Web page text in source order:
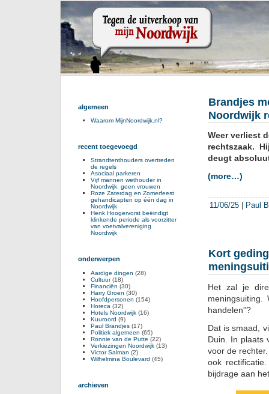
Brandjes
Noordwijk
Weer verliest
rechtszaak.
deugt
(more…)
11/06/25 Paul
Kort
Het zal je
meningsuiting.
handelen”?
Dat is smaad,
Duin. In plaats
voor de
ook
bijdrage aan
algemeen
Waarom MijnNoordwijk.nl?
recent toegevoegd
Strandtenthouders overtreden
de regels
Asociaal parkeren
Vijf mannen wethouder in
Noordwijk, geen vrouwen
Roze Zaterdag en Zomerfeest
gehandicapten op één dag in
Noordwijk
Henk Hoogervorst beëindigt
klinkende periode als voorzitter
van voetvalvereniging
Noordwijk
onderwerpen
Aardige dingen (28)
Cultuur(18)
Financiën (30)
Harry Groen (30)
Hoofdpersonen (154)
Horeca (32)
Hotels Noordwijk (16)
Kuuroord (9)
Paul Brandjes (17)
Politiek algemeen (65)
Ronnie van de Putte (22)
Verkiezingen Noordwijk (13)
Victor Salman (2)
Wilhelmina Boulevard (45)
archieven